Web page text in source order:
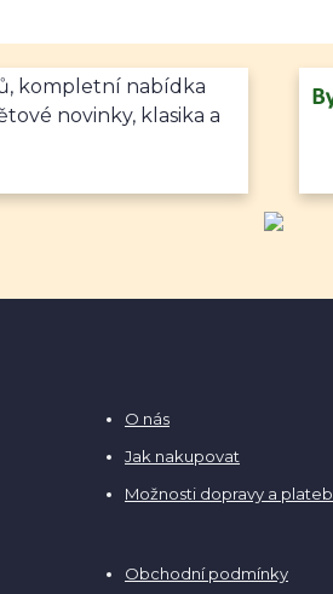
kompletní nabídka
novinky, klasika a
O nás
Jak nakupovat
Možnosti dopravy a plateb
Obchodní podmínky